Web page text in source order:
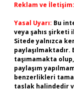
Reklam ve İletişim:
Yasal Uyarı: Bu
veya şahıs şirketi
Sitede yalnızca
taşımamakta
paylaşım
benzerlikleri
taslak halindedir